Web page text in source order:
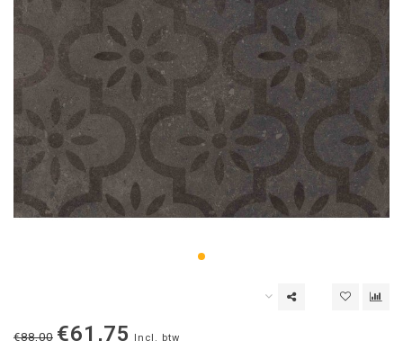
€88,00 €61,75 Incl. btw